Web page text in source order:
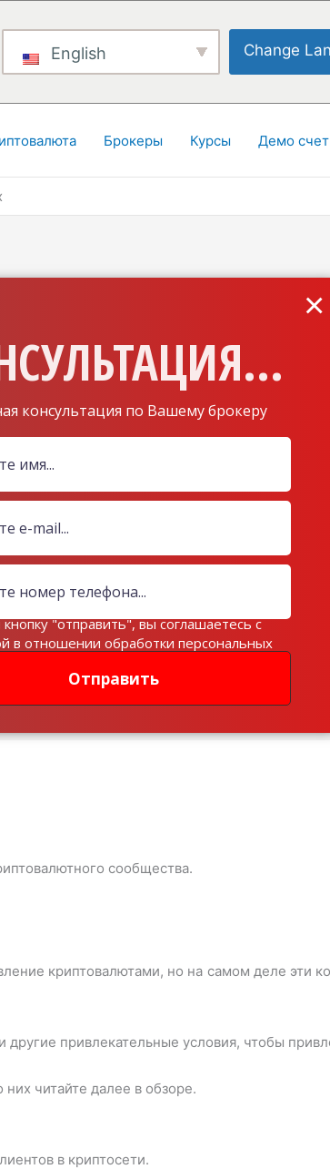
English Change
Брокеры Курсы Демо счет
консультация по Вашему брокеру
Отправить
×
"отправить", вы соглашаетесь с
в отношении обработки персональных
сообщества.
криптовалютами, но на самом деле эти
привлекательные условия, чтобы
читайте далее в обзоре.
в криптосети.